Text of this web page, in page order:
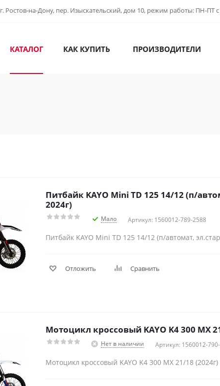
г. Ростов-на-Дону, пер. Изыскательский, дом 10, режим работы: ПН-ПТ с
КАТАЛОГ КАК КУПИТЬ ПРОИЗВОДИТЕЛИ
Питбайк KAYO Mini TD 125 14/12 (п/
2024г)
Мало Артикул: 1560012-789-2588
Питбайк KAYO Mini TD 125 14/12 (п/автомат,
Отложить Сравнить
Мотоцикл кроссовый KAYO K4 300 MX
Нет в наличии Артикул: 1560012-
Мотоцикл кроссовый KAYO K4 300 MX 21/18 (2024г)